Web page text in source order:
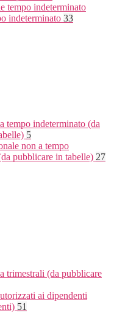
tempo indeterminato
indeterminato 33
tempo indeterminato (da
5
non a tempo
pubblicare in tabelle) 27
trimestrali (da pubblicare
ai dipendenti
51